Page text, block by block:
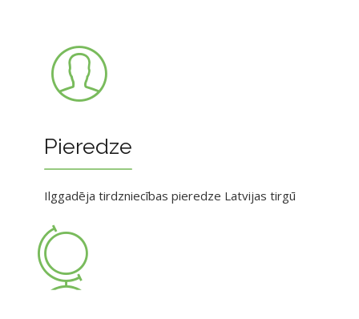
Pieredze
Ilggadēja tirdzniecības pieredze Latvijas tirgū